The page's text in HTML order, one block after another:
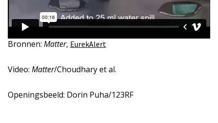
Bronnen: Matter, EurekAlert
Video: Matter/Choudhary et al.
Openingsbeeld: Dorin Puha/123RF